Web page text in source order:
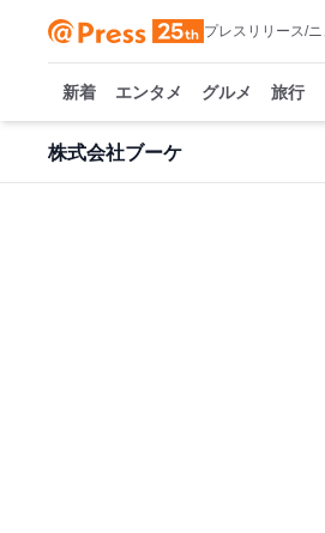
プレスリリース/
新着 エンタメ グルメ 旅行
株式会社ブーケ